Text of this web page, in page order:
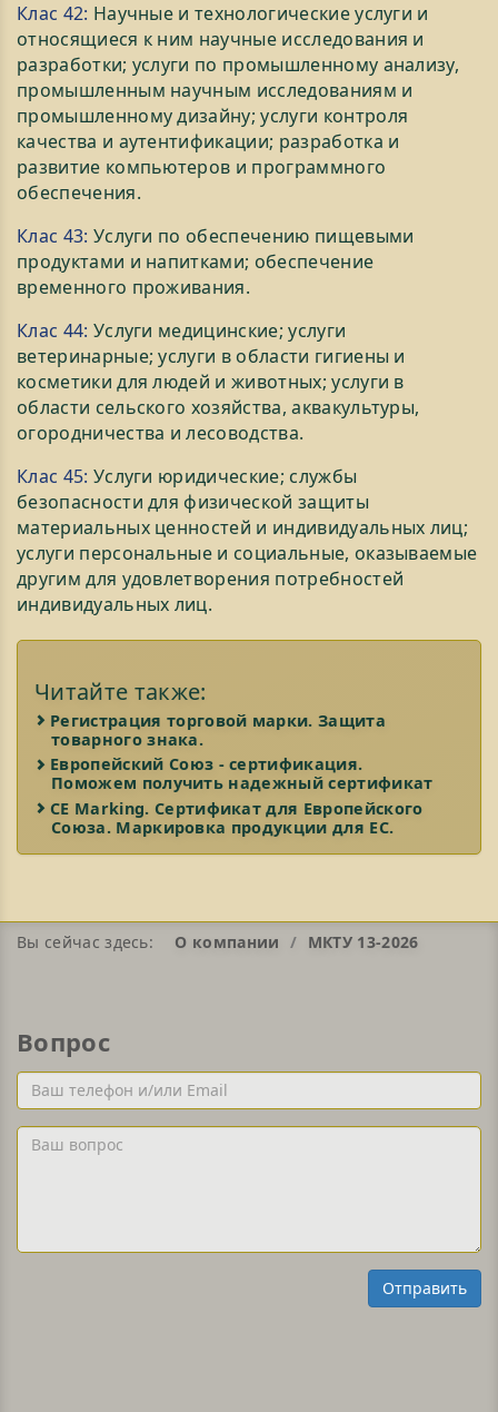
Клас 42: Научные и технологические услуги и
относящиеся к ним научные исследования и
разработки; услуги по промышленному анализу,
промышленным научным исследованиям и
промышленному дизайну; услуги контроля
качества и аутентификации; разработка и
развитие компьютеров и программного
обеспечения.
Клас 43: Услуги по обеспечению пищевыми
продуктами и напитками; обеспечение
временного проживания.
Клас 44: Услуги медицинские; услуги
ветеринарные; услуги в области гигиены и
косметики для людей и животных; услуги в
области сельского хозяйства, аквакультуры,
огородничества и лесоводства.
Клас 45: Услуги юридические; службы
безопасности для физической защиты
материальных ценностей и индивидуальных лиц;
услуги персональные и социальные, оказываемые
другим для удовлетворения потребностей
индивидуальных лиц.
Читайте также:
Регистрация торговой марки. Защита
товарного знака.
Европейский Союз - сертификация.
Поможем получить надежный сертификат
CE Marking. Сертификат для Европейского
Союза. Маркировка продукции для ЕС.
Вы сейчас здесь: О компании МКТУ 13-2026
Вопрос
Ваш
телефон
и/
или
Ваш
вопрос
Отправить